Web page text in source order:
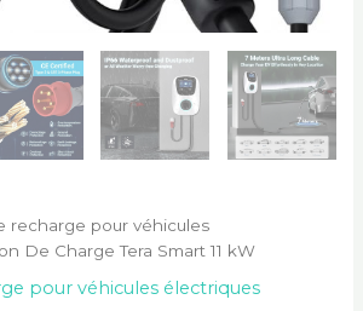
recharge pour véhicules
De Charge Tera Smart 11 kW
pour véhicules électriques